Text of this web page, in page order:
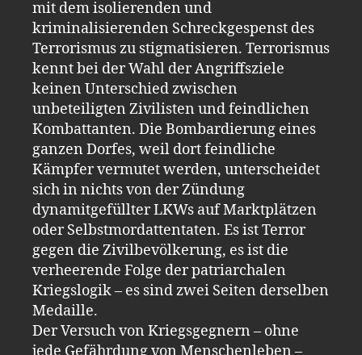
mit dem isolierenden und
kriminalisierenden Schreckgespenst des
Terrorismus zu stigmatisieren. Terrorismus
kennt bei der Wahl der Angriffsziele
keinen Unterschied zwischen
unbeteiligten Zivilisten und feindlichen
Kombattanten. Die Bombardierung eines
ganzen Dorfes, weil dort feindliche
Kämpfer vermutet werden, unterscheidet
sich in nichts von der Zündung
dynamitgefüllter LKWs auf Marktplätzen
oder Selbstmordattentaten. Es ist Terror
gegen die Zivilbevölkerung, es ist die
verheerende Folge der patriarchalen
Kriegslogik – es sind zwei Seiten derselben
Medaille.
Der Versuch von Kriegsgegnern – ohne
jede Gefährdung von Menschenleben –